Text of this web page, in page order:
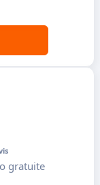
gratuite